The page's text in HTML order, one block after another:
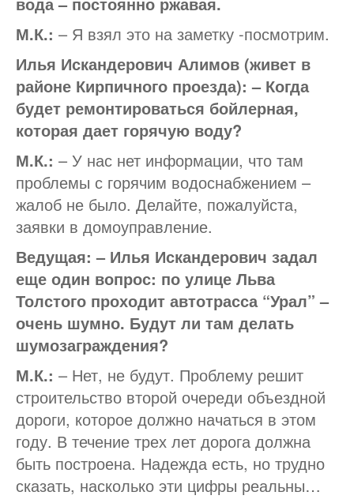
М.К.: – Я взял это на заметку -посмотрим.
Илья Искандерович Алимов (живет в
районе Кирпичного проезда): – Когда
будет ремонтироваться бойлерная,
которая дает горячую воду?
М.К.: – У нас нет информации, что там
проблемы с горячим водоснабжением –
жалоб не было. Делайте, пожалуйста,
заявки в домоуправление.
Ведущая: – Илья Искандерович задал
еще один вопрос: по улице Льва
Толстого проходит автотрасса “Урал” –
очень шумно. Будут ли там делать
шумозаграждения?
М.К.: – Нет, не будут. Проблему решит
строительство второй очереди объездной
дороги, которое должно начаться в этом
году. В течение трех лет дорога должна
быть построена. Надежда есть, но трудно
сказать, насколько эти цифры реальны…